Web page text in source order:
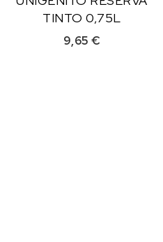
TINTO 0,75L
9,65 €